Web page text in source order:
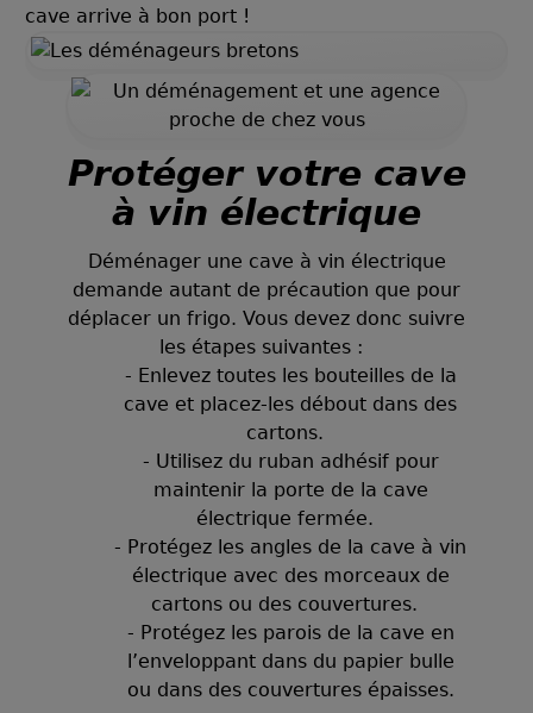
cave arrive à bon port !
Protéger votre cave
à vin électrique
Déménager une cave à vin électrique
demande autant de précaution que pour
déplacer un frigo. Vous devez donc suivre
les étapes suivantes :
- Enlevez toutes les bouteilles de la
cave et placez-les débout dans des
cartons.
- Utilisez du ruban adhésif pour
maintenir la porte de la cave
électrique fermée.
- Protégez les angles de la cave à vin
électrique avec des morceaux de
cartons ou des couvertures.
- Protégez les parois de la cave en
l’enveloppant dans du papier bulle
ou dans des couvertures épaisses.